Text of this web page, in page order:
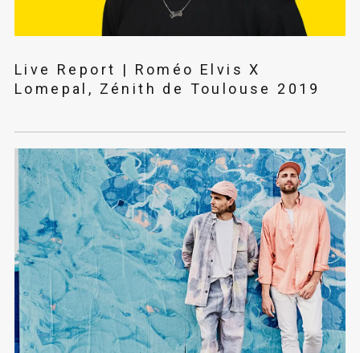
Live Report | Roméo Elvis X
Lomepal, Zénith de Toulouse 2019